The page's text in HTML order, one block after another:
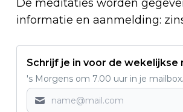
​De meditaties worden
informatie en aanmelding:
Schrijf je in voor de wekelijkse
's Morgens om 7.00 uur in je mailbox.